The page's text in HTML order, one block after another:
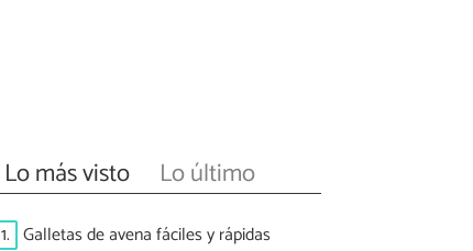
Lo más visto Lo último
1. Galletas de avena fáciles y rápidas